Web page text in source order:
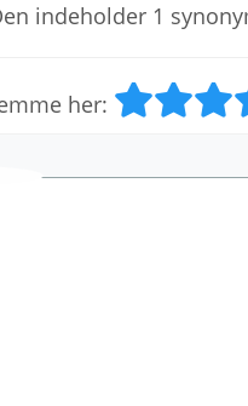
indeholder 1
her: